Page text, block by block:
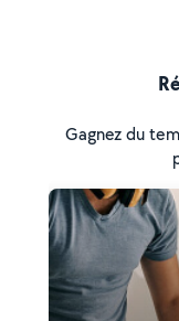
Gagnez du